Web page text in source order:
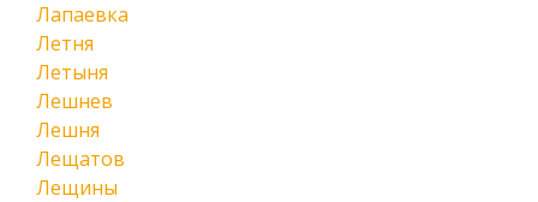
Лапаевка
Летня
Летыня
Лешнев
Лешня
Лещатов
Лещины